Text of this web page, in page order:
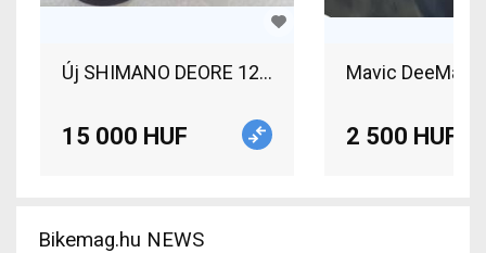
Új SHIMANO DEORE 12S hátsó váltó SHIMANO
15 000 HUF
Mavic DeeMax
2 500 HUF
Bikemag.hu NEWS